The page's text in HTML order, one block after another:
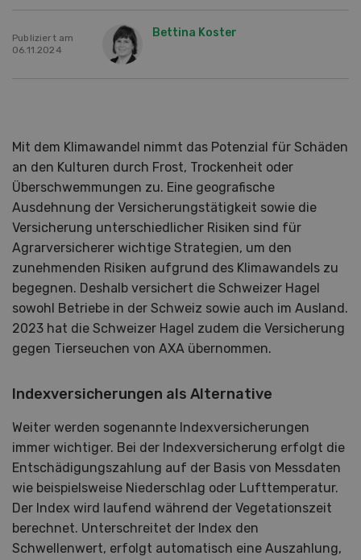
Publiziert am
06.11.2024
Bettina Koster
Mit dem Klimawandel nimmt das Potenzial für Schäden
an den Kulturen durch Frost, Trockenheit oder
Überschwemmungen zu. Eine geografische
Ausdehnung der Versicherungstätigkeit sowie die
Versicherung unterschiedlicher Risiken sind für
Agrarversicherer wichtige Strategien, um den
zunehmenden Risiken aufgrund des Klimawandels zu
begegnen. Deshalb versichert die Schweizer Hagel
sowohl Betriebe in der Schweiz sowie auch im Ausland.
2023 hat die Schweizer Hagel zudem die Versicherung
gegen Tierseuchen von AXA übernommen.
Indexversicherungen als Alternative
Weiter werden sogenannte Indexversicherungen
immer wichtiger. Bei der Indexversicherung erfolgt die
Entschädigungszahlung auf der Basis von Messdaten
wie beispielsweise Niederschlag oder Lufttemperatur.
Der Index wird laufend während der Vegetationszeit
berechnet. Unterschreitet der Index den
Schwellenwert, erfolgt automatisch eine Auszahlung,